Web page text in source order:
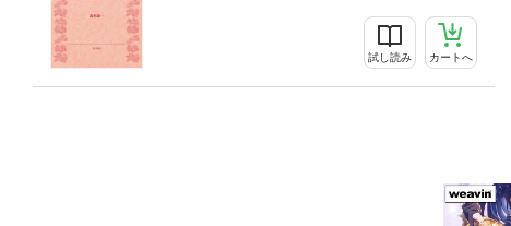
試し読み カートへ